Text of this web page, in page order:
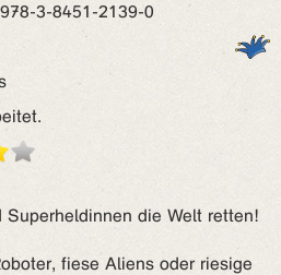
3-8451-2139-0
die Welt retten!
fiese Aliens oder riesige